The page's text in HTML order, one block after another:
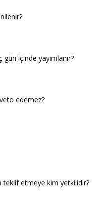
içinde yayımlanır?
edemez?
teklif etmeye kim yetkilidir?